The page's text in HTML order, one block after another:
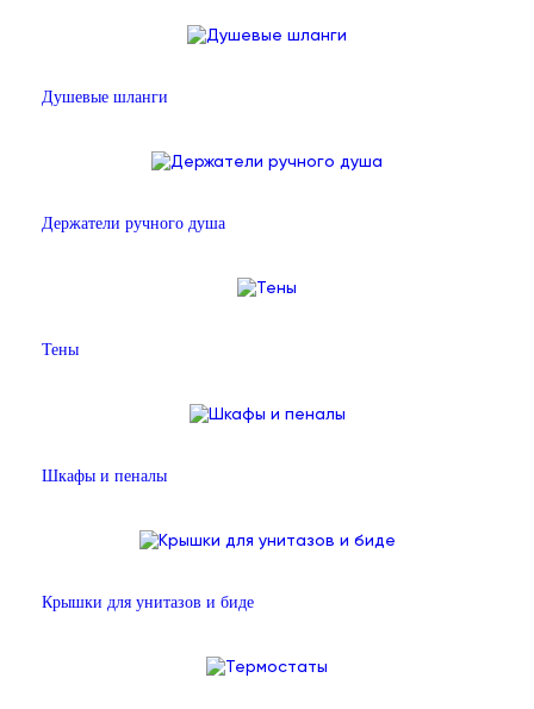
Душевые шланги
Держатели ручного душа
Тены
Шкафы и пеналы
Крышки для унитазов и биде